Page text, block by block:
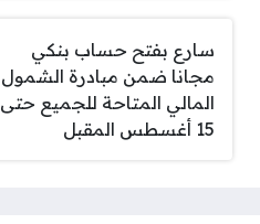
سارع بفتح حساب بنكي
مجانا ضمن مبادرة الشمول
المالي المتاحة للجميع حتى
15 أغسطس المقبل